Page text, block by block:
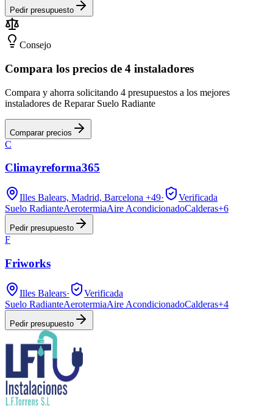
Pedir presupuesto
Consejo
Compara los precios de 4 instaladores
Compara y ahorra solicitando 4 presupuestos a los mejores
instaladores de Reparar Suelo Radiante
Comparar precios
C
Climayreforma365
Illes Balears, Madrid, Barcelona +49·
Verificada
Suelo RadianteAerotermiaAire AcondicionadoCalderas+6
Pedir presupuesto
F
Friworks
Illes Balears·
Verificada
Suelo RadianteAerotermiaAire AcondicionadoCalderas+4
Pedir presupuesto